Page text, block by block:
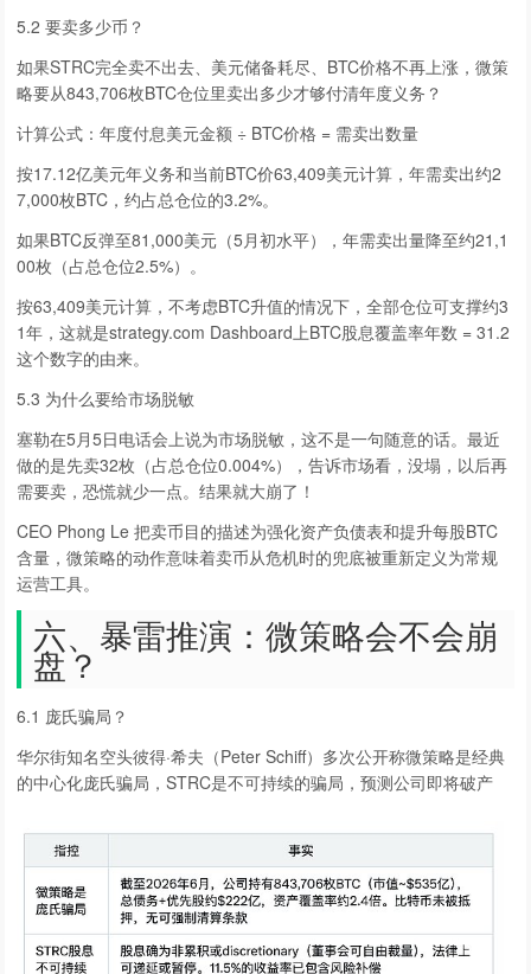
5.2 要卖多少币？
如果STRC完全卖不出去、美元储备耗尽、BTC价格不再上涨，微策
略要从843,706枚BTC仓位里卖出多少才够付清年度义务？
计算公式：年度付息美元金额 ÷ BTC价格 = 需卖出数量
按17.12亿美元年义务和当前BTC价63,409美元计算，年需卖出约2
7,000枚BTC，约占总仓位的3.2%。
如果BTC反弹至81,000美元（5月初水平），年需卖出量降至约21,1
00枚（占总仓位2.5%）。
按63,409美元计算，不考虑BTC升值的情况下，全部仓位可支撑约3
1年，这就是strategy.com Dashboard上BTC股息覆盖率年数 = 31.2
这个数字的由来。
5.3 为什么要给市场脱敏
塞勒在5月5日电话会上说为市场脱敏，这不是一句随意的话。最近
做的是先卖32枚（占总仓位0.004%），告诉市场看，没塌，以后再
需要卖，恐慌就少一点。结果就大崩了！
CEO Phong Le 把卖币目的描述为强化资产负债表和提升每股BTC
含量，微策略的动作意味着卖币从危机时的兜底被重新定义为常规
运营工具。
六、暴雷推演：微策略会不会崩
盘？
6.1 庞氏骗局？
华尔街知名空头彼得·希夫（Peter Schiff）多次公开称微策略是经典
的中心化庞氏骗局，STRC是不可持续的骗局，预测公司即将破产